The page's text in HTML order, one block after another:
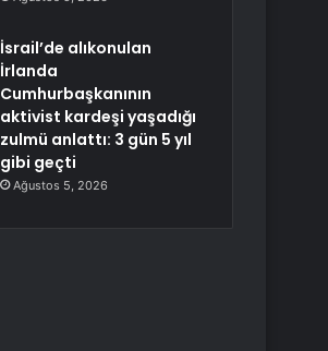
İsrail’de alıkonulan
İrlanda
Cumhurbaşkanının
aktivist kardeşi yaşadığı
zulmü anlattı: 3 gün 5 yıl
gibi geçti
Ağustos 5, 2026